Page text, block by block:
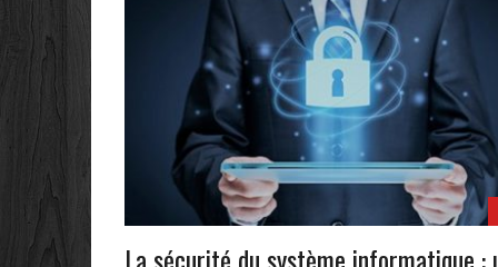
La sécurité du système informatique :